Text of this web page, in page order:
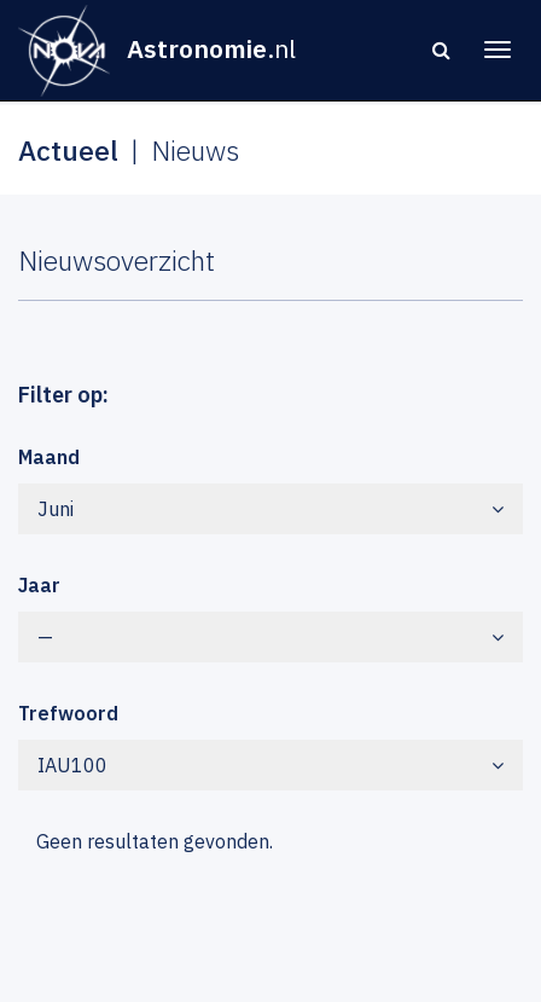
Astronomie.nl
Actueel Nieuws
Nieuwsoverzicht
Filter op:
Maand
Juni
Jaar
—
Trefwoord
IAU100
Geen resultaten gevonden.